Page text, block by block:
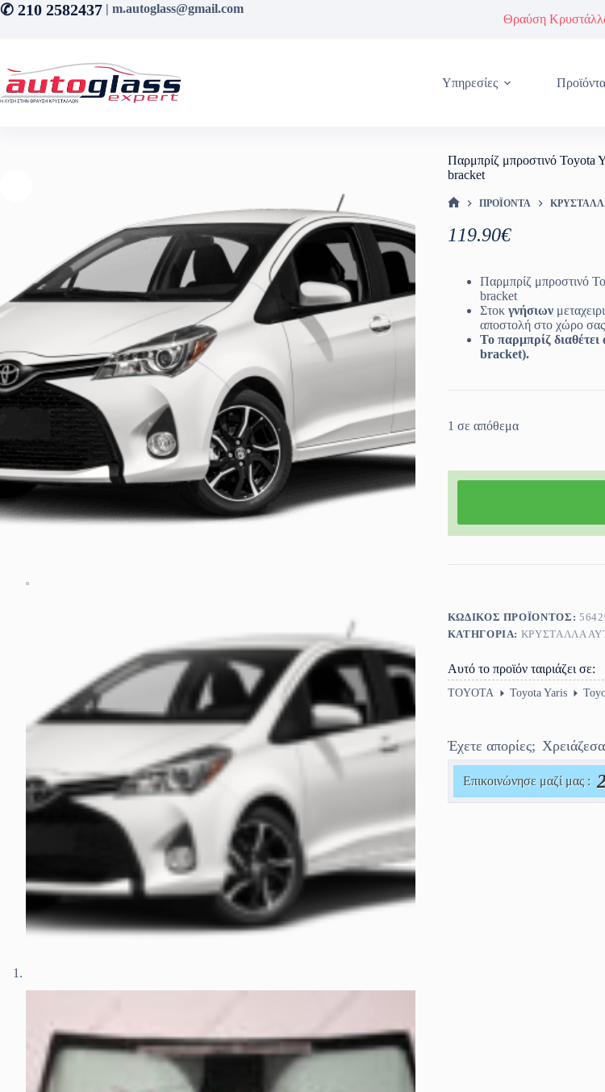
Μετάβαση
στο
✆ 210 2582437 | m.autoglass@gmail.com
Θραύση
Υπηρεσίες Προϊόντα
Παρμπρίζ μπροστινό Toyota
bracket
ΠΡΟΪΌΝΤΑ
119.90€
Παρμπρίζ μπροστινό
bracket
Στοκ γνήσιων
αποστολή στο χώρο
Το παρμπρίζ
bracket).
1 σε απόθεμα
ΚΩΔΙΚΌΣ ΠΡΟΪΌΝΤΟΣ:
ΚΑΤΗΓΟΡΊΑ: ΚΡΎΣΤΑΛΛΑ
Αυτό το προϊόν ταιριάζει σε:
TOYOTA Toyota Yaris
Έχετε απορίες;
Επικοινώνησε μαζί μας :